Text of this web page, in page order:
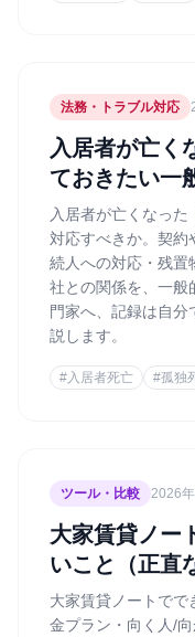
法務・トラブル対応
入居者が亡く
ておきたい一
入居者が亡くなっ
対応すべきか。契約
続人への対応・残置
社との関係を、一般
門家へ、記録は自
説します。
#入居者死亡 #孤独
ツール・比較 2026
大家賃貸ノー
いこと（正直
大家賃貸ノートでで
金プラン・向く人/